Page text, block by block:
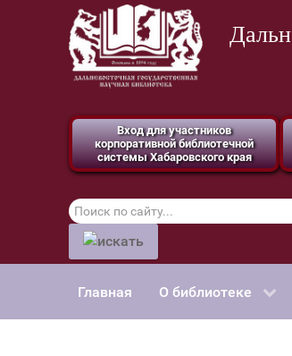
Вход для участников
корпоративной библиотечной
системы Хабаровского края
Поиск
по
сайту
Главная О библиотеке